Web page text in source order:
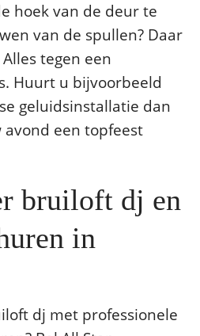
hoek van de deur te
van de spullen? Daar
tegen een
Huurt u bijvoorbeeld
geluidsinstallatie dan
een topfeest
bruiloft dj en
in
dj met professionele